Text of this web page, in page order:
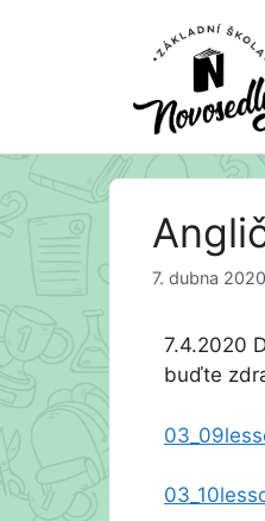
7. dubna 2020
7.4.2020
buďte